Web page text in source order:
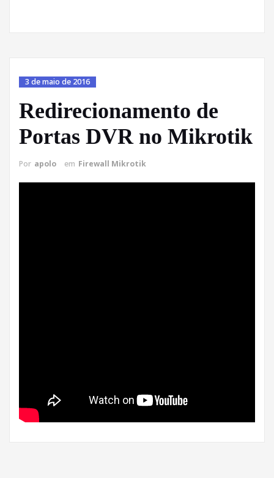
3 de maio de 2016
Redirecionamento de
Portas DVR no Mikrotik
Por apolo em Firewall Mikrotik